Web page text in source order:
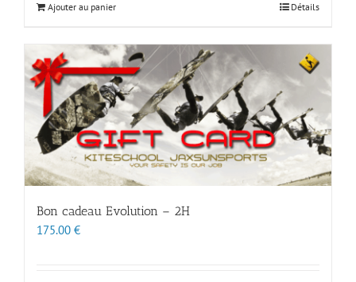
Ajouter au panier Détails
Bon cadeau Evolution – 2H
175.00 €